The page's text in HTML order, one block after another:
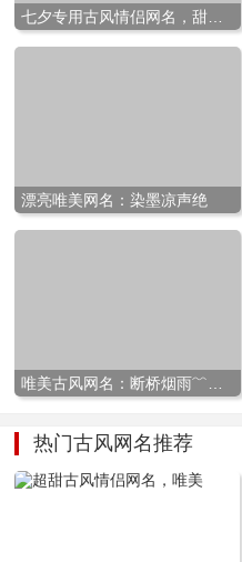
漂亮唯美网名：染墨凉声绝
唯美古风网名：断桥烟雨﹌相思
热门古风网名推荐